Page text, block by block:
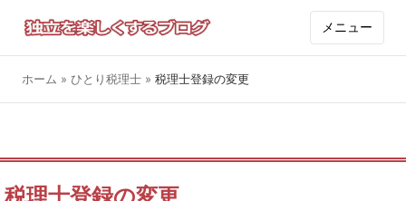
メニュー
ホーム » ひとり税理士 » 税理士登録の変更